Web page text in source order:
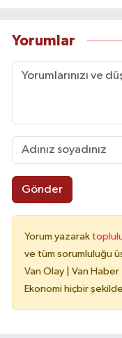
Yorumlar
Gönder
Yorum yazarak
ve tüm sorumluluğu
Van Olay | Van Haber
Ekonomi hiçbir